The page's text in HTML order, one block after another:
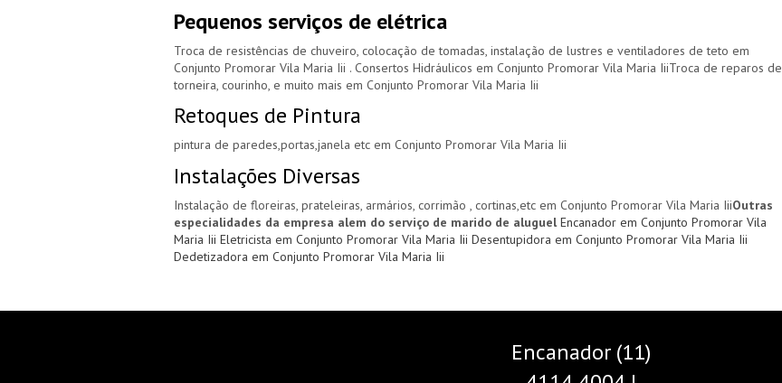
Pequenos serviços de elétrica
Troca de resistências de chuveiro, colocação de tomadas, instalação de lustres e ventiladores de teto em
Conjunto Promorar Vila Maria Iii . Consertos Hidráulicos em Conjunto Promorar Vila Maria IiiTroca de reparos de
torneira, courinho, e muito mais em Conjunto Promorar Vila Maria Iii
Retoques de Pintura
pintura de paredes,portas,janela etc em Conjunto Promorar Vila Maria Iii
Instalações Diversas
Instalação de floreiras, prateleiras, armários, corrimão , cortinas,etc em Conjunto Promorar Vila Maria IiiOutras
especialidades da empresa alem do serviço de marido de aluguel Encanador em Conjunto Promorar Vila
Maria Iii Eletricista em Conjunto Promorar Vila Maria Iii Desentupidora em Conjunto Promorar Vila Maria Iii
Dedetizadora em Conjunto Promorar Vila Maria Iii
Encanador (11)